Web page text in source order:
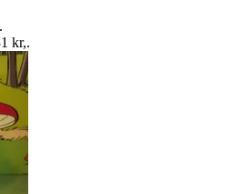
.
kr,.